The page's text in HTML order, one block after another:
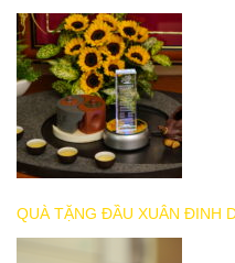
QUÀ TẶNG ĐẦU XUÂN ĐINH